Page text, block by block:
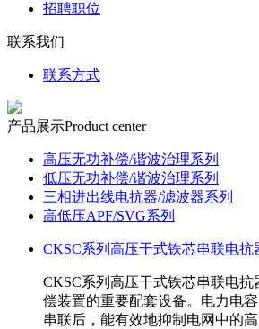
招聘职位
联系我们
联系方式
产品展示Product center
高压无功补偿/谐波治理系列
低压无功补偿/谐波治理系列
三相进出线电抗器/滤波器系列
高低压APF/SVG系列
CKSC系列高压干式铁芯串联电抗
CKSC系列高压干式铁芯串联电
偿装置的重要配套设备。电力电
串联后，能有效地抑制电网中的